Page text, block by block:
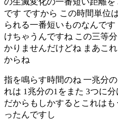
です ですから この時間単位
られる一番短いものなんで
けちゃうんですね この三等
かりませんだけどね まあこ
からね
指を鳴らす時間のね 一兆分
れは 1兆分の1をまた 3つに
だからもしかするとこれは
ったんですし